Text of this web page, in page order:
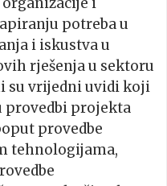
potreba u
i iskustva u
rješenja u sektoru
su vrijedni uvidi koji
provedbi projekta
provedbe
tehnologijama,